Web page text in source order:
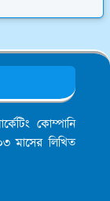
কোম্পানি
০৩ মাসের লিখিত